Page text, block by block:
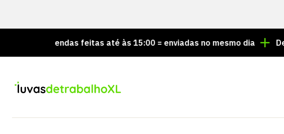
feitas até às 15:00 = enviadas no mesmo dia Deseja